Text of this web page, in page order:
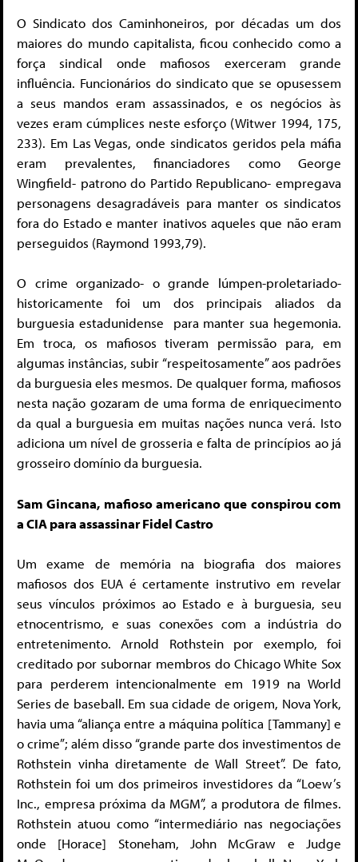
O Sindicato dos Caminhoneiros, por décadas um dos
maiores do mundo capitalista, ficou conhecido como a
força sindical onde mafiosos exerceram grande
influência. Funcionários do sindicato que se opusessem
a seus mandos eram assassinados, e os negócios às
vezes eram cúmplices neste esforço (Witwer 1994, 175,
233). Em Las Vegas, onde sindicatos geridos pela máfia
eram prevalentes, financiadores como George
Wingfield- patrono do Partido Republicano- empregava
personagens desagradáveis para manter os sindicatos
fora do Estado e manter inativos aqueles que não eram
perseguidos (Raymond 1993,79).
O crime organizado- o grande lúmpen-proletariado-
historicamente foi um dos principais aliados da
burguesia estadunidense para manter sua hegemonia.
Em troca, os mafiosos tiveram permissão para, em
algumas instâncias, subir “respeitosamente” aos padrões
da burguesia eles mesmos. De qualquer forma, mafiosos
nesta nação gozaram de uma forma de enriquecimento
da qual a burguesia em muitas nações nunca verá. Isto
adiciona um nível de grosseria e falta de princípios ao já
grosseiro domínio da burguesia.
Sam Gincana, mafioso americano que conspirou com
a CIA para assassinar Fidel Castro
Um exame de memória na biografia dos maiores
mafiosos dos EUA é certamente instrutivo em revelar
seus vínculos próximos ao Estado e à burguesia, seu
etnocentrismo, e suas conexões com a indústria do
entretenimento. Arnold Rothstein por exemplo, foi
creditado por subornar membros do Chicago White Sox
para perderem intencionalmente em 1919 na World
Series de baseball. Em sua cidade de origem, Nova York,
havia uma “aliança entre a máquina política [Tammany] e
o crime”; além disso “grande parte dos investimentos de
Rothstein vinha diretamente de Wall Street”. De fato,
Rothstein foi um dos primeiros investidores da “Loew’s
Inc., empresa próxima da MGM”, a produtora de filmes.
Rothstein atuou como “intermediário nas negociações
onde [Horace] Stoneham, John McGraw e Judge